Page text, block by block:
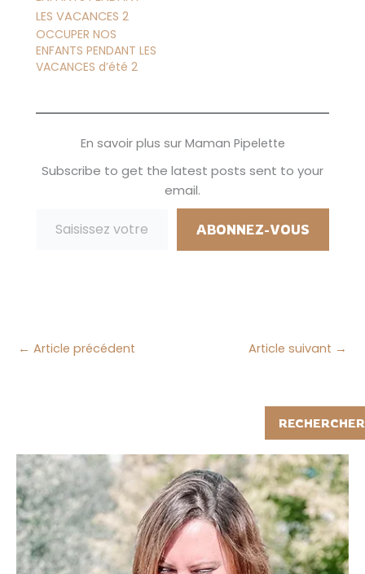
actuels risquent tout
simplement de
disparaître. Moi aussi,
ça me choque. Et
préparation.
OCCUPER NOS
ENFANTS PENDANT LES
VACANCES d’été 2
En savoir plus sur Maman Pipelette
Subscribe to get the latest posts sent to your
email.
ABONNEZ-VOUS
← Article précédent Article suivant →
RECHERCHER